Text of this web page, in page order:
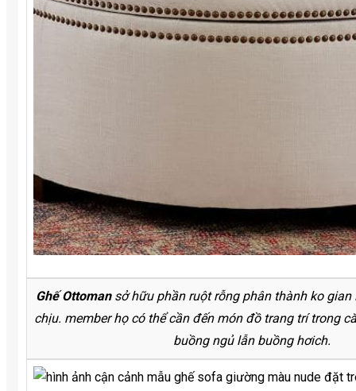
Ghế Ottomansở hữu phần ruột rỗng phân thành ko gian
chịu. member họ có thể cần đến món đồ trang trí trong
buồng ngủ lẫn buồng hơich.